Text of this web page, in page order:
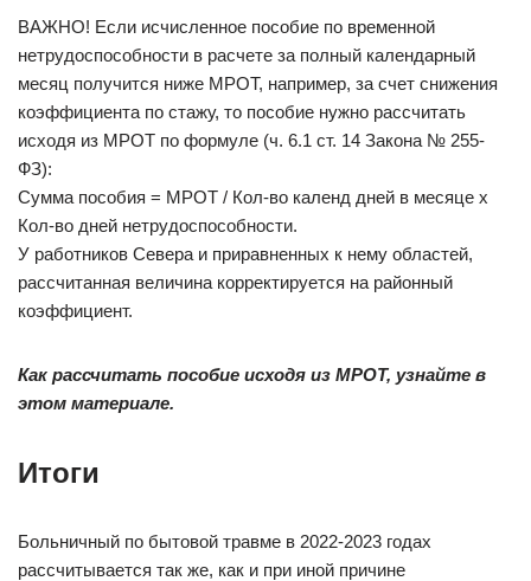
ВАЖНО! Если исчисленное пособие по временной
нетрудоспособности в расчете за полный календарный
месяц получится ниже МРОТ, например, за счет снижения
коэффициента по стажу, то пособие нужно рассчитать
исходя из МРОТ по формуле (ч. 6.1 ст. 14 Закона № 255-
ФЗ):
Сумма пособия = МРОТ / Кол-во календ дней в месяце х
Кол-во дней нетрудоспособности.
У работников Севера и приравненных к нему областей,
рассчитанная величина корректируется на районный
коэффициент.
Как рассчитать пособие исходя из МРОТ, узнайте в
этом материале.
Итоги
Больничный по бытовой травме в 2022-2023 годах
рассчитывается так же, как и при иной причине